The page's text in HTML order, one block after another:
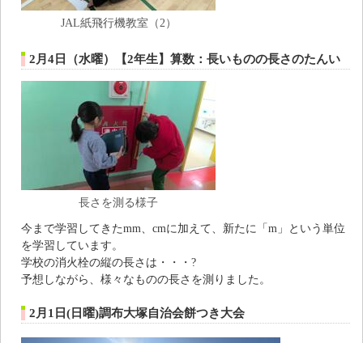
JAL紙飛行機教室（2）
2月4日（水曜）【2年生】算数：長いものの長さのたんい
長さを測る様子
今まで学習してきたmm、cmに加えて、新たに「m」という単位
を学習しています。
学校の消火栓の縦の長さは・・・?
予想しながら、様々なものの長さを測りました。
2月1日(日曜)調布大塚自治会餅つき大会